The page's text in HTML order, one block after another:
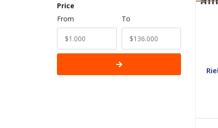
Price
From
To